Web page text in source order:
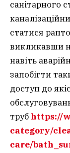
санітарного
статися
викликавши
навіть
запобігти
доступ до
труб https://
category/
care/